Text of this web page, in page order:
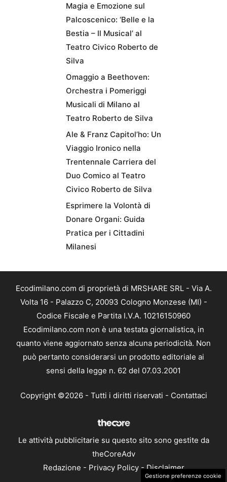
Magia e Emozione sul
Palcoscenico: ‘Belle e la
Bestia – Il Musical’ al
Teatro Civico Roberto de
Silva
Omaggio a Beethoven:
Orchestra i Pomeriggi
Musicali di Milano al
Teatro Roberto de Silva
Ale & Franz Capitol’ho: Un
Viaggio Ironico nella
Trentennale Carriera del
Duo Comico al Teatro
Civico Roberto de Silva
Esprimere la Volontà di
Donare Organi: Guida
Pratica per i Cittadini
Milanesi
Ecodimilano.com di proprietà di MRSHARE SRL - Via A.
Volta 16 - Palazzo C, 20093 Cologno Monzese (MI) -
Codice Fiscale e Partita I.V.A. 10216150960
Ecodimilano.com non è una testata giornalistica, in
quanto viene aggiornato senza alcuna periodicità. Non
può pertanto considerarsi un prodotto editoriale ai
sensi della legge n. 62 del 07.03.2001
Copyright ©2026 - Tutti i diritti riservati - Contattaci
Le attività pubblicitarie su questo sito sono gestite da
theCoreAdv
Redazione - Privacy Policy-Disclaimer
Gestione preferenze cookie